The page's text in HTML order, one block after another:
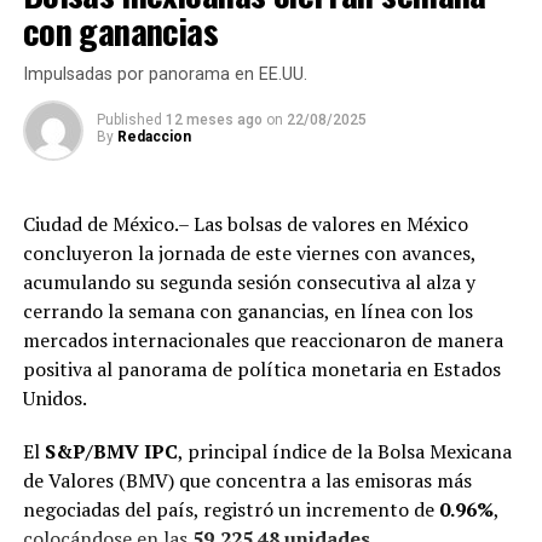
El mayor incremento recae sobre las
azucaradas, particularmente los refrescos. El IEPS
pasará de
representa unaumento del 87%.
vinculado con la obesidad —que afecta al76.2% de los
adultos mayores de 20 años—, así como con
enfermedades como diabetes, padecimientos cardiacos,
cáncer y trastornos metabólicos.
Cigarros: incremento histórico en
impuestos
Otro de los productos más castigados son loscigarros
El impuesto ad valorem subirá de160% a 200% , con un
con ganancias
Impulsadas por panorama en EE.UU.
Published 12 meses ago on 22/08/2025
By Redaccion
Ciudad de México.– Las bolsas de valores en México
concluyeron la jornada de este viernes con avances,
acumulando su segunda sesión consecutiva al alza y
cerrando la semana con ganancias, en línea con los
mercados internacionales que reaccionaron de manera
positiva al panorama de política monetaria en Estados
Unidos.
El S&P/BMV IPC, principal índice de la Bolsa Mexicana
de Valores (BMV) que concentra a las emisoras más
negociadas del país, registró un incremento de 0.96%,